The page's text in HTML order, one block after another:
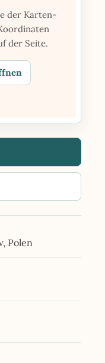
der Karten-
der Seite.
Polen